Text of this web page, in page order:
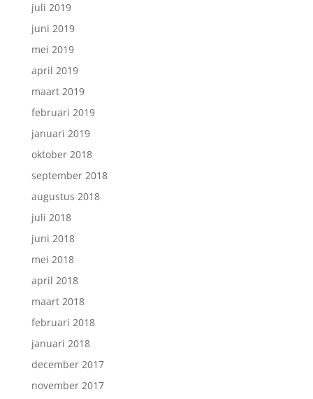
juli 2019
juni 2019
mei 2019
april 2019
maart 2019
februari 2019
januari 2019
oktober 2018
september 2018
augustus 2018
juli 2018
juni 2018
mei 2018
april 2018
maart 2018
februari 2018
januari 2018
december 2017
november 2017